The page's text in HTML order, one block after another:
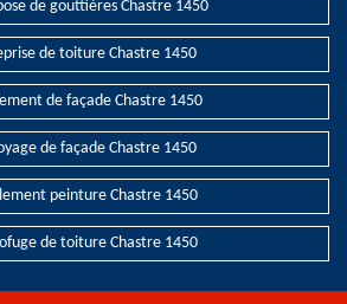
de gouttières Chastre 1450
de toiture Chastre 1450
de façade Chastre 1450
de façade Chastre 1450
peinture Chastre 1450
de toiture Chastre 1450